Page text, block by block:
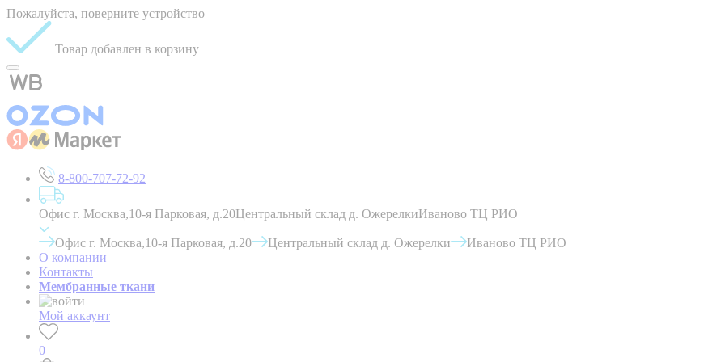
Пожалуйста, поверните устройство
Товар добавлен в корзину
8-800-707-72-92
Офис г. Москва,10-я Парковая, д.20Центральный склад д. ОжерелкиИваново ТЦ РИО
Офис г. Москва,10-я Парковая, д.20 Центральный склад д. Ожерелки
Иваново ТЦ РИО
О компании
Контакты
Мембранные ткани
Мой аккаунт
0